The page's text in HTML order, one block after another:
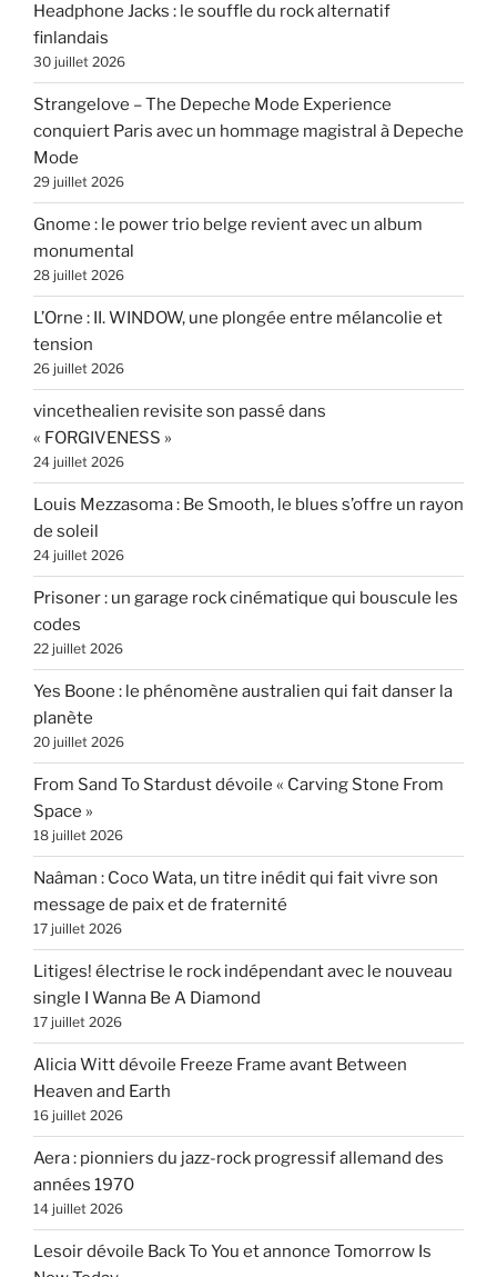
Headphone Jacks : le souffle du rock alternatif
finlandais
30 juillet 2026
Strangelove – The Depeche Mode Experience
conquiert Paris avec un hommage magistral à Depeche
Mode
29 juillet 2026
Gnome : le power trio belge revient avec un album
monumental
28 juillet 2026
L’Orne : II. WINDOW, une plongée entre mélancolie et
tension
26 juillet 2026
vincethealien revisite son passé dans
« FORGIVENESS »
24 juillet 2026
Louis Mezzasoma : Be Smooth, le blues s’offre un rayon
de soleil
24 juillet 2026
Prisoner : un garage rock cinématique qui bouscule les
codes
22 juillet 2026
Yes Boone : le phénomène australien qui fait danser la
planète
20 juillet 2026
From Sand To Stardust dévoile « Carving Stone From
Space »
18 juillet 2026
Naâman : Coco Wata, un titre inédit qui fait vivre son
message de paix et de fraternité
17 juillet 2026
Litiges! électrise le rock indépendant avec le nouveau
single I Wanna Be A Diamond
17 juillet 2026
Alicia Witt dévoile Freeze Frame avant Between
Heaven and Earth
16 juillet 2026
Aera : pionniers du jazz-rock progressif allemand des
années 1970
14 juillet 2026
Lesoir dévoile Back To You et annonce Tomorrow Is